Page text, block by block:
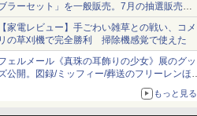
ラーセット」を一般販売。7月の抽選販売の
選無効分
家電レビュー】手ごわい雑草との戦い、コメ
の草刈機で完全勝利 掃除機感覚で使えた
ェルメール《真珠の耳飾りの少女》展のグッ
公開。図録/ミッフィー/葬送のフリーレンほ
もっと見る